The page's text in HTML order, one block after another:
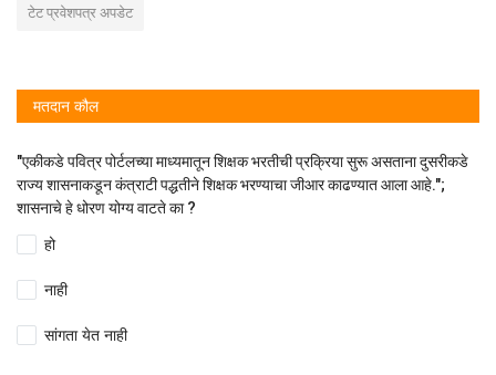
टेट प्रवेशपत्र अपडेट
मतदान कौल
"एकीकडे पवित्र पोर्टलच्या माध्यमातून शिक्षक भरतीची प्रक्रिया सुरू असताना दुसरीकडे
राज्य शासनाकडून कंत्राटी पद्धतीने शिक्षक भरण्याचा जीआर काढण्यात आला आहे.";
शासनाचे हे धोरण योग्य वाटते का ?
हो
नाही
सांगता येत नाही